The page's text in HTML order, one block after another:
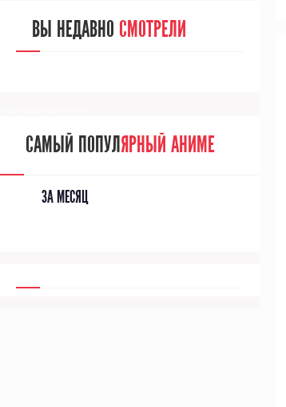
ВЫ НЕДАВНО СМОТРЕЛИ
САМЫЙ ПОПУЛЯРНЫЙ АНИМЕ
ЗА МЕСЯЦ